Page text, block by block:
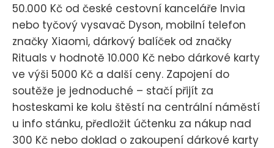
50.000 Kč od české cestovní kanceláře Invia
nebo tyčový vysavač Dyson, mobilní telefon
značky Xiaomi, dárkový balíček od značky
Rituals v hodnotě 10.000 Kč nebo dárkové karty
ve výši 5000 Kč a další ceny. Zapojení do
soutěže je jednoduché – stačí přijít za
hosteskami ke kolu štěstí na centrální náměstí
u info stánku, předložit účtenku za nákup nad
300 Kč nebo doklad o zakoupení dárkové karty